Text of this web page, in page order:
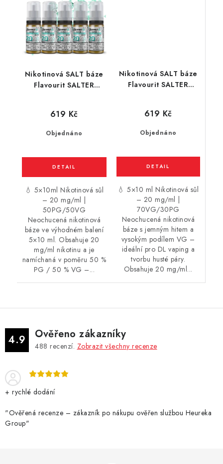
Nikotinová SALT báze
Flavourit SALTER
Objednáno
619 Kč
💧 5×10ml Nikotinová sůl
– 20 mg/ml |
50PG/50VG
Neochucená nikotinová
báze ve výhodném balení
5×10 ml. Obsahuje 20
mg/ml nikotinu a je
namíchaná v poměru 50 %
PG / 50 % VG –...
Nikotinová SALT báze
Flavourit SALTER
Objednáno
619 Kč
💧 5×10 ml Nikotinová sůl
– 20 mg/ml |
70VG/30PG
Neochucená nikotinová
báze s jemným hitem a
vysokým podílem VG –
ideální pro DL vaping a
tvorbu husté páry.
Obsahuje 20 mg/ml...
4.9 Ověřeno zákazníky
488 recenzí. Zobrazit všechny recenze
+ rychlé dodání
"Ověřená recenze – zákazník po nákupu ověřen službou Heureka
Group"